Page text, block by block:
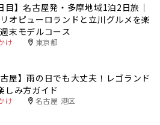
目】名古屋発・多摩地域1泊2日旅｜
オピューロランドと立川グルメを楽
末モデルコース
け 東京都
古屋】雨の日でも大丈夫！レゴランド
しみ方ガイド
け 名古屋 港区